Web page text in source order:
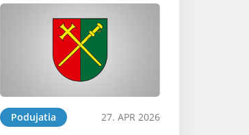
Podujatia 27. APR 2026